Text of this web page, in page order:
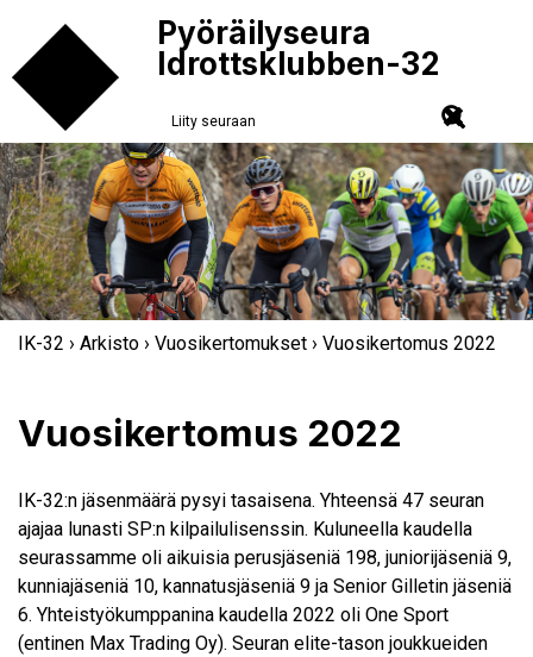
Pyöräilyseura
Idrottsklubben-32
Liity seuraan
IK-32 › Arkisto › Vuosikertomukset › Vuosikertomus 2022
Vuosikertomus 2022
IK-32:n jäsenmäärä pysyi tasaisena. Yhteensä 47 seuran
ajajaa lunasti SP:n kilpailulisenssin. Kuluneella kaudella
seurassamme oli aikuisia perusjäseniä 198, juniorijäseniä 9,
kunniajäseniä 10, kannatusjäseniä 9 ja Senior Gilletin jäseniä
6. Yhteistyökumppanina kaudella 2022 oli One Sport
(entinen Max Trading Oy). Seuran elite-tason joukkueiden